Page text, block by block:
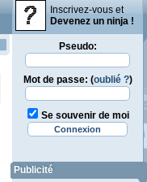
Inscrivez-vous et
Devenez un ninja !
Pseudo:
Mot de passe: (oublié ?)
Se souvenir de moi
Publicité